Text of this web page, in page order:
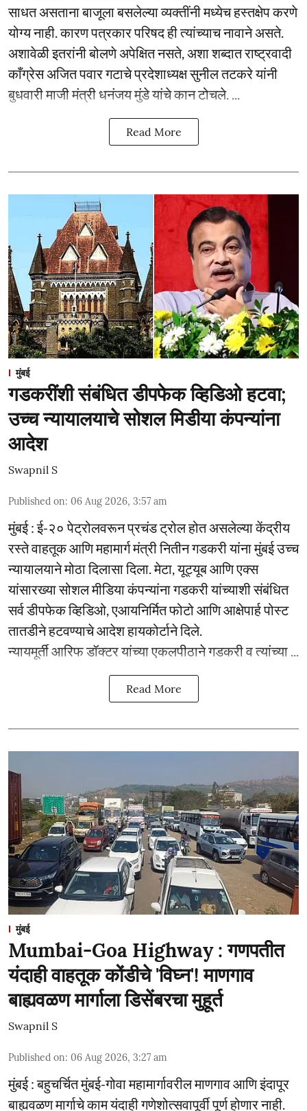
साधत असताना बाजूला बसलेल्या व्यक्तींनी मध्येच हस्तक्षेप करणे
योग्य नाही. कारण पत्रकार परिषद ही त्यांच्याच नावाने असते.
अशावेळी इतरांनी बोलणे अपेक्षित नसते, अशा शब्दात राष्ट्रवादी
काँग्रेस अजित पवार गटाचे प्रदेशाध्यक्ष सुनील तटकरे यांनी
बुधवारी माजी मंत्री धनंजय मुंडे यांचे कान टोचले. ...
Read More
मुंबई
गडकरींशी संबंधित डीपफेक व्हिडिओ हटवा;
उच्च न्यायालयाचे सोशल मिडीया कंपन्यांना
आदेश
Swapnil S
Published on: 06 Aug 2026, 3:57 am
मुंबई : ई-२० पेट्रोलवरून प्रचंड ट्रोल होत असलेल्या केंद्रीय
रस्ते वाहतूक आणि महामार्ग मंत्री नितीन गडकरी यांना मुंबई उच्च
न्यायालयाने मोठा दिलासा दिला. मेटा, यूट्यूब आणि एक्स
यांसारख्या सोशल मीडिया कंपन्यांना गडकरी यांच्याशी संबंधित
सर्व डीपफेक व्हिडिओ, एआयनिर्मित फोटो आणि आक्षेपार्ह पोस्ट
तातडीने हटवण्याचे आदेश हायकोर्टाने दिले.
न्यायमूर्ती आरिफ डॉक्टर यांच्या एकलपीठाने गडकरी व त्यांच्या ...
Read More
मुंबई
Mumbai-Goa Highway : गणपतीत
यंदाही वाहतूक कोंडीचे 'विघ्न'! माणगाव
बाह्यवळण मार्गाला डिसेंबरचा मुहूर्त
Swapnil S
Published on: 06 Aug 2026, 3:27 am
मुंबई : बहुचर्चित मुंबई-गोवा महामार्गावरील माणगाव आणि इंदापूर
बाह्यवळण मार्गाचे काम यंदाही गणेशोत्सवापूर्वी पूर्ण होणार नाही.